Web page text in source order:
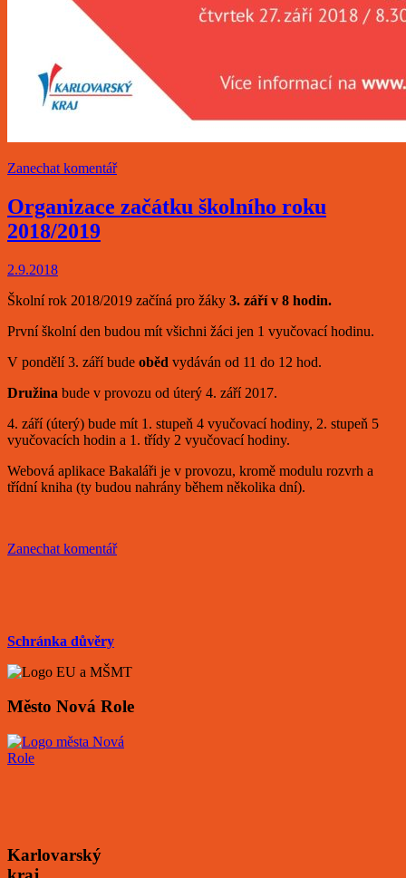
Zanechat komentář
Organizace začátku školního roku
2018/2019
2.9.2018
Školní rok 2018/2019 začíná pro žáky 3. září v 8 hodin.
První školní den budou mít všichni žáci jen 1 vyučovací hodinu.
V pondělí 3. září bude oběd vydáván od 11 do 12 hod.
Družina bude v provozu od úterý 4. září 2017.
4. září (úterý) bude mít 1. stupeň 4 vyučovací hodiny, 2. stupeň 5
vyučovacích hodin a 1. třídy 2 vyučovací hodiny.
Webová aplikace Bakaláři je v provozu, kromě modulu rozvrh a
třídní kniha (ty budou nahrány během několika dní).
Zanechat komentář
Schránka důvěry
Město Nová Role
Karlovarský